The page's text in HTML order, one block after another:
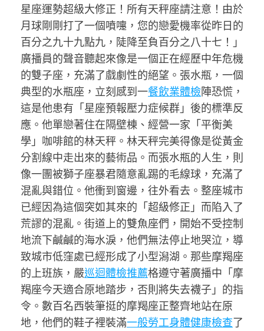
星座運勢超級大修正！所有天秤座請注意！由於
月球剛剛打了一個噴嚏，您的戀愛機率從昨日的
百分之九十九點九，陡降至負百分之八十七！」
廣播員的聲音聽起來像是一個正在經歷中年危機
的雙子座，充滿了戲劇性的絕望。張水瓶，一個
典型的水瓶座，立刻感到一餐飲業體檢陣恐慌，
這是他患有「星座預報壓力症候群」後的標準反
應。他單戀著住在隔壁棟、經營一家「平衡美
學」咖啡館的林天秤。林天秤完美得像是從黃金
分割線中走出來的藝術品。而張水瓶的人生，則
像一團被獅子座暴君隨意亂踢的毛線球，充滿了
混亂與錯位。他衝到窗邊，往外看去。整座城市
已經因為這個突如其來的「超級修正」而陷入了
荒謬的混亂。街道上的雙魚座們，開始不受控制
地流下鹹鹹的海水淚，他們無法停止地哭泣，導
致城市低窪處已經形成了小型潟湖。那些摩羯座
的上班族，嚴巡迴體檢推薦格遵守著廣播中「摩
羯座今天適合原地踏步，否則將失去襪子」的指
令。數百名西裝筆挺的摩羯座正整齊地站在原
地，他們的鞋子裡裝滿一般勞工身體健康檢查了